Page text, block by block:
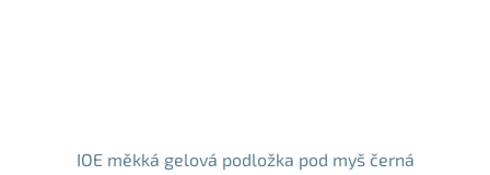
IOE měkká gelová podložka pod myš černá